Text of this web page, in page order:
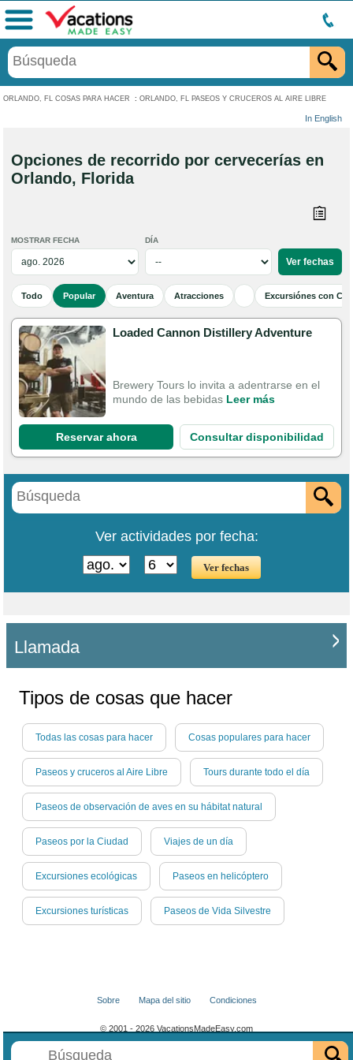
ORLANDO, FL COSAS PARA HACER : ORLANDO, FL PASEOS Y CRUCEROS AL AIRE LIBRE
In English
Menú
Opciones de recorrido por cervecerías en
Orlando, Florida
MOSTRAR FECHA DÍA
Todo Popular Aventura Atracciones Excursiónes con
Loaded Cannon Distillery Adventure
Brewery Tours lo invita a adentrarse en el
mundo de las bebidas Leer más
Reservar ahora Consultar disponibilidad
Ver actividades por fecha:
Llamada
Tipos de cosas que hacer
Todas las cosas para hacer Cosas populares para hacer
Paseos y cruceros al Aire Libre Tours durante todo el día
Paseos de observación de aves en su hábitat natural
Paseos por la Ciudad Viajes de un día
Excursiones ecológicas Paseos en helicóptero
Excursiones turísticas Paseos de Vida Silvestre
Sobre Mapa del sitio Condiciones
© 2001 - 2026 VacationsMadeEasy.com